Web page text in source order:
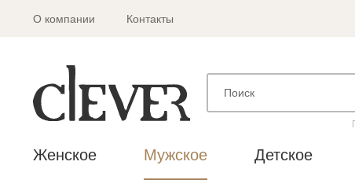
О компании Контакты
Женское Мужское Детское